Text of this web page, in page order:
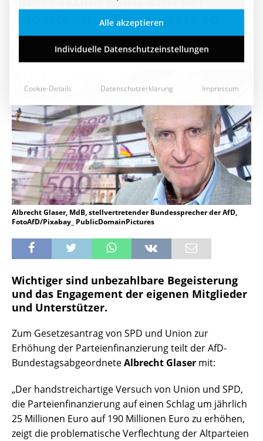
Altparteien in Steuerkasse ab
15. Juni 2018
Albrecht Glaser, MdB, stellvertretender Bundessprecher der AfD,
FotoAfD/Pixabay_ PublicDomainPictures
Wichtiger sind unbezahlbare Begeisterung
und das Engagement der eigenen Mitglieder
und Unterstützer.
Zum Gesetzesantrag von SPD und Union zur
Erhöhung der Parteienfinanzierung teilt der AfD-
BundestagsabgeordneteAlbrecht Glaser mit:
„Der handstreichartige Versuch von Union und SPD,
die Parteienfinanzierung auf einen Schlag um jährlich
25 Millionen Euro auf 190 Millionen Euro zu erhöhen,
zeigt die problematische Verflechtung der Altparteien
Alle akzeptieren
Individuelle Datenschutzeinstellungen